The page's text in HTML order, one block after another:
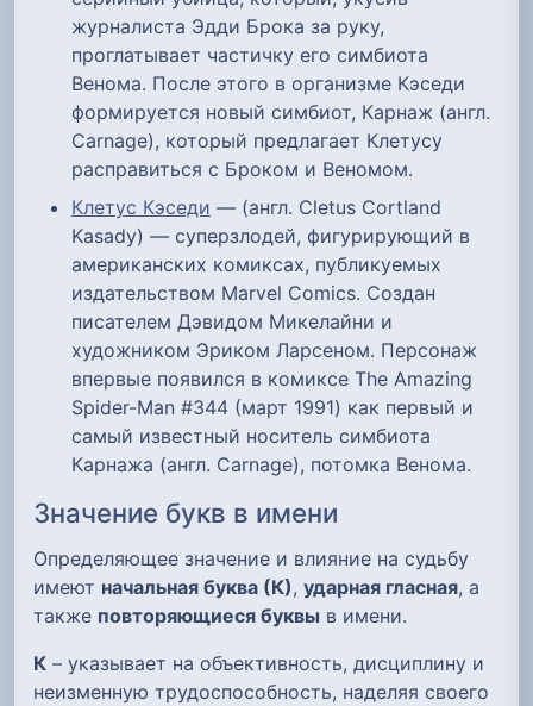
журналиста Эдди Брока за руку,
проглатывает частичку его симбиота
Венома. После этого в организме Кэседи
формируется новый симбиот, Карнаж (англ.
Carnage), который предлагает Клетусу
расправиться с Броком и Веномом.
Клетус Кэседи — (англ. Cletus Cortland
Kasady) — суперзлодей, фигурирующий в
американских комиксах, публикуемых
издательством Marvel Comics. Создан
писателем Дэвидом Микелайни и
художником Эриком Ларсеном. Персонаж
впервые появился в комиксе The Amazing
Spider-Man #344 (март 1991) как первый и
самый известный носитель симбиота
Карнажа (англ. Carnage), потомка Венома.
Значение букв в имени
Определяющее значение и влияние на судьбу
имеют начальная буква (К), ударная гласная, а
также повторяющиеся буквы в имени.
К – указывает на объективность, дисциплину и
неизменную трудоспособность, наделяя своего